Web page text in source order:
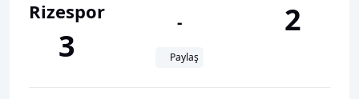
Rizespor
3
-
Paylaş
2